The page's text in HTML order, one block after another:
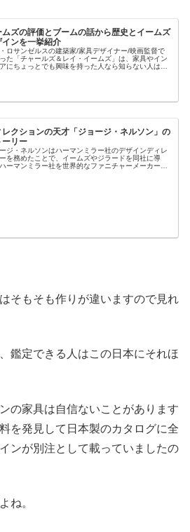
ムズの評価とブームの話から歴史とイームズ
インを一挙紹介
ロサンゼルスの建築家/家具デザイナー/映画監督で
た「チャールズ＆レイ・イームズ」は、家具やイン
にちょっとでも興味を持った人なら知らない人はい
レクションの天才「ジョージ・ネルソン」の
ーリー
ジ・ネルソンはハーマンミラー社のデザインディレ
を務めたことで、イームズやジラードを同社に導
ーマンミラー社を世界的なファニチャーメーカーへ
そもそも作りが違いますので見れ
鑑定できる人はこの日本にそれほ
の家具は自信ないことがあります
を発見して日本製のカタログに全
ンが別注として載っていましたの
ね。